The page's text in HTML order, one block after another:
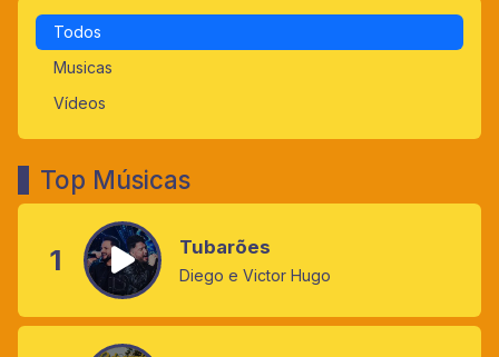
Todos
Musicas
Vídeos
Top Músicas
1 Tubarões
Diego e Victor Hugo